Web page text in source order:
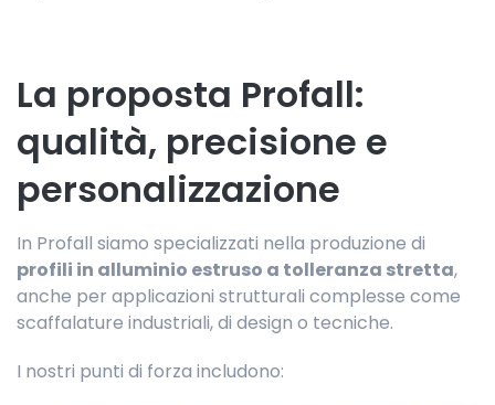
La proposta Profall:
qualità, precisione e
personalizzazione
In Profall siamo specializzati nella produzione di
profili in alluminio estruso a tolleranza stretta,
anche per applicazioni strutturali complesse come
scaffalature industriali, di design o tecniche.
I nostri punti di forza includono: